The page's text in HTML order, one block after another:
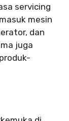
servicing
mesin
dan
juga